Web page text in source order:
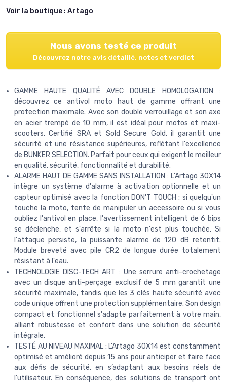
Voir la boutique : Artago
Nous avons testé ce produit
Découvrez notre avis détaillé, notes et verdict
GAMME HAUTE QUALITÉ AVEC DOUBLE HOMOLOGATION :
découvrez ce antivol moto haut de gamme offrant une
protection maximale. Avec son double verrouillage et son axe
en acier trempé de 10 mm, il est idéal pour motos et maxi-
scooters. Certifié SRA et Sold Secure Gold, il garantit une
sécurité et une résistance supérieures, reflétant l'excellence
de BUNKER SELECTION. Parfait pour ceux qui exigent le meilleur
en qualité, sécurité, fonctionnalité et durabilité.
ALARME HAUT DE GAMME SANS INSTALLATION : L'Artago 30X14
intègre un système d'alarme à activation optionnelle et un
capteur optimisé avec la fonction DON'T TOUCH : si quelqu'un
touche la moto, tente de manipuler un accessoire ou si vous
oubliez l'antivol en place, l'avertissement intelligent de 6 bips
se déclenche, et s'arrête si la moto n'est plus touchée. Si
l'attaque persiste, la puissante alarme de 120 dB retentit.
Module breveté avec pile CR2 de longue durée totalement
résistant à l'eau.
TECHNOLOGIE DISC-TECH ART : Une serrure anti-crochetage
avec un disque anti-perçage exclusif de 5 mm garantit une
sécurité maximale, tandis que les 3 clés haute sécurité avec
code unique offrent une protection supplémentaire. Son design
compact et fonctionnel s'adapte parfaitement à votre main,
alliant robustesse et confort dans une solution de sécurité
intégrale.
TESTÉ AU NIVEAU MAXIMAL : L’Artago 30X14 est constamment
optimisé et amélioré depuis 15 ans pour anticiper et faire face
aux défis de sécurité, en s’adaptant aux besoins réels de
l’utilisateur. En conséquence, des solutions de transport ont